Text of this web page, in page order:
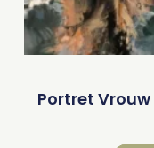
Portret